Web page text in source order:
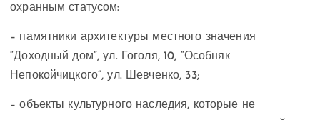
охранным статусом:
– памятники архитектуры местного значения
“Доходный дом”, ул. Гоголя, 10, “Особняк
Непокойчицкого”, ул. Шевченко, 33;
– объекты культурного наследия, которые не